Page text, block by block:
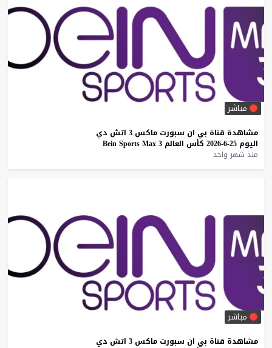
مباشر
مشاهدة قناة بي ان سبورت ماكس 3 اتش دي
اليوم 25-6-2026 كأس العالم Bein Sports Max 3
منذ شهر واحد
مباشر
مشاهدة قناة بي ان سبورت ماكس 3 اتش دي